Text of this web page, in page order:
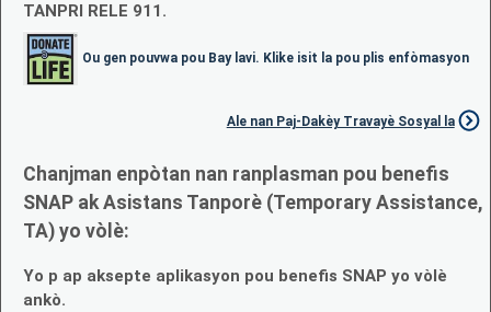
TANPRI RELE 911.
Ou gen pouvwa pou Bay lavi. Klike isit la pou plis enfòmasyon
Ale nan Paj-Dakèy Travayè Sosyal la
Chanjman enpòtan nan ranplasman pou benefis
SNAP ak Asistans Tanporè (Temporary Assistance,
TA) yo vòlè:
Yo p ap aksepte aplikasyon pou benefis SNAP yo vòlè
ankò.